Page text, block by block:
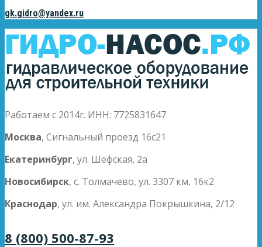
gk.gidro@yandex.ru
Работаем с 2014г. ИНН: 7725831647
Москва, Сигнальный проезд 16с21
Екатеринбург, ул. Шефская, 2а
Новосибирск, с. Толмачево, ул. 3307 км, 16к2
Краснодар, ул. им. Александра Покрышкина, 2/12
8 (800) 500-87-93